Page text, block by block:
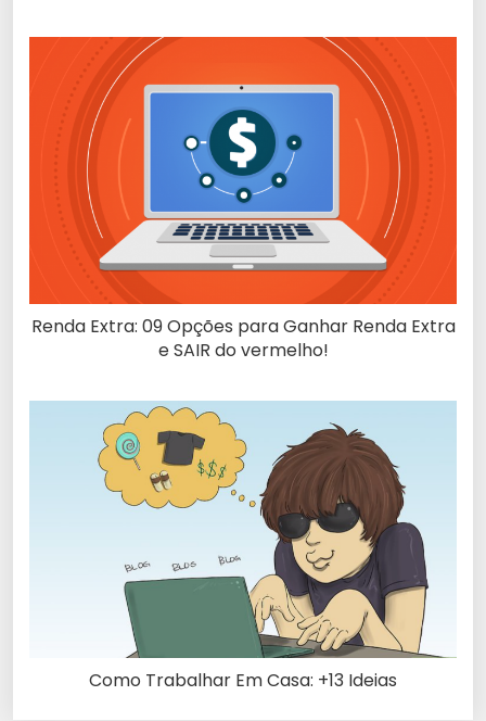
Renda Extra: 09 Opções para Ganhar Renda Extra
e SAIR do vermelho!
Como Trabalhar Em Casa: +13 Ideias